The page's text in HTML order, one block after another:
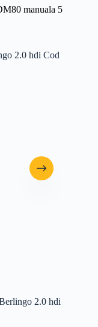
manuala 5